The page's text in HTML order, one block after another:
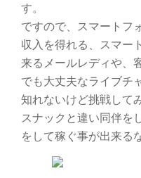
す。
ですので、スマートフ
収入を得れる、スマー
来るメールレディや、
でも大丈夫なライブチ
知れないけど挑戦して
スナックと違い同伴を
をして稼ぐ事が出来る